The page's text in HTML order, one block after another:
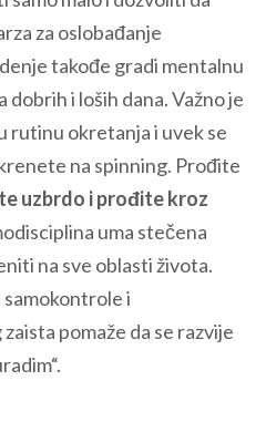
za oslobađanje
takođe gradi mentalnu
dobrih i loših dana. Važno je
rutinu okretanja i uvek se
na spinning. Prođite
uzbrdo i prođite kroz
uma stečena
na sve oblasti života.
i
pomaže da se razvije